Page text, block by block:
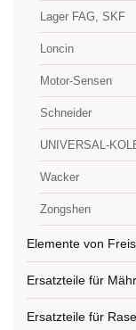
Lager FAG, SKF
Loncin
Motor-Sensen
Schneider
UNIVERSAL-
Wacker
Zongshen
Elemente von
Ersatzteile für
Ersatzteile für